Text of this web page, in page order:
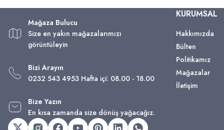
Mağaza Bulucu
Size en yakın mağazalarımızı
görüntüleyin
Bizi Arayın
0232 543 4953 Hafta içi: 08.00 - 18.00
Bize Yazın
En kısa zamanda size dönüş yağacağız.
KURUMSAL
Hakkımızda
Bülten
Politikamız
Mağazalar
İletişim